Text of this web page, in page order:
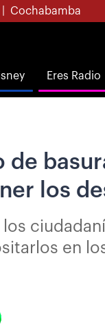
Cochabamba
Eres Radio
los
en